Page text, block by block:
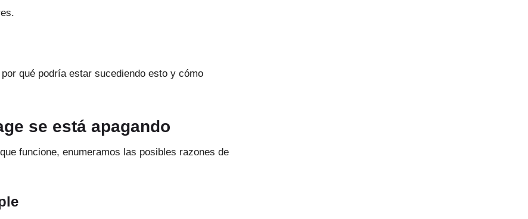
qué podría estar sucediendo esto y cómo
se está apagando
funcione, enumeramos las posibles razones de